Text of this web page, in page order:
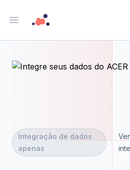
Open main menu
Integrations
Integração de dados
apenas